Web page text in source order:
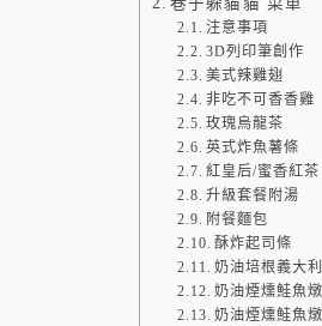
注意事項
3D列印筆創作
美式辣雞翅
非吃不可香香雞
玫瑰烏龍茶
英式炸魚薯條
紅皇后/蜜香紅茶
升級套餐附湯
附餐麵包
酥炸起司條
奶油培根義大
奶油煙燻鮭魚
奶油煙燻鮭魚